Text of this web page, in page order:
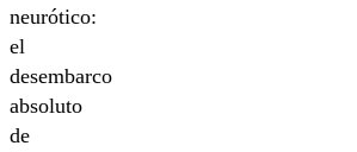
neurótico:
el
desembarco
absoluto
de